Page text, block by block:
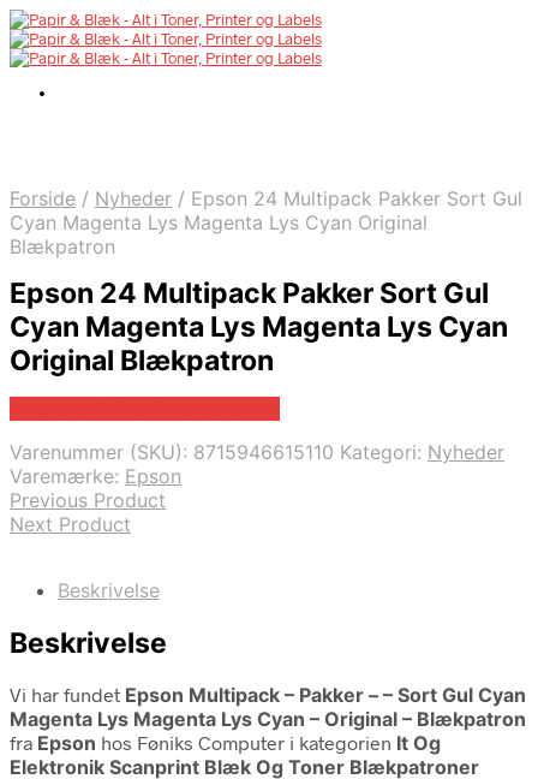
Forside / Nyheder / Epson 24 Multipack Pakker Sort Gul
Cyan Magenta Lys Magenta Lys Cyan Original
Blækpatron
Epson 24 Multipack Pakker Sort Gul
Cyan Magenta Lys Magenta Lys Cyan
Original Blækpatron
Varenummer (SKU): 8715946615110 Kategori: Nyheder
Varemærke: Epson
Previous Product
Next Product
Beskrivelse
Beskrivelse
Vi har fundet Epson Multipack – Pakker – – Sort Gul Cyan
Magenta Lys Magenta Lys Cyan – Original – Blækpatron
fra Epson hos Føniks Computer i kategorien It Og
Elektronik Scanprint Blæk Og Toner Blækpatroner